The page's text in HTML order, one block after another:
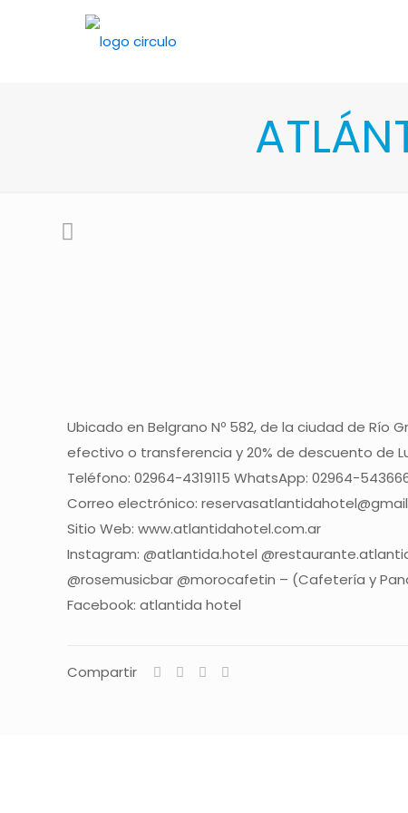
Ubicado en Belgrano Nº 582, de la ciudad de
efectivo o transferencia y 20% de descuento de
Teléfono: 02964-4319115 WhatsApp: 02964-
Correo electrónico:
Sitio Web: www.atlantidahotel.com.ar
Instagram: @atlantida.hotel
@rosemusicbar @morocafetin – (Cafetería y
Facebook: atlantida hotel
Compartir